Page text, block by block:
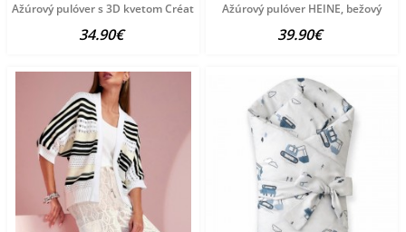
Ažúrový pulóver s 3D kvetom Création L, biely
34.90€
Ažúrový pulóver HEINE, bežový
39.90€